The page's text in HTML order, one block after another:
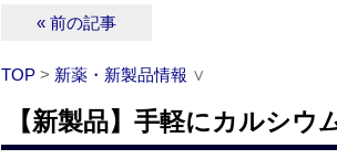
« 前の記事
TOP > 新薬・新製品情報 ∨
【新製品】手軽にカルシ